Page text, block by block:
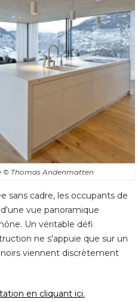
© Thomas Andenmatten
sans cadre, les occupants de
vue panoramique
Un véritable défi
ne s'appuie que sur un
viennent discrètement
en cliquant ici.